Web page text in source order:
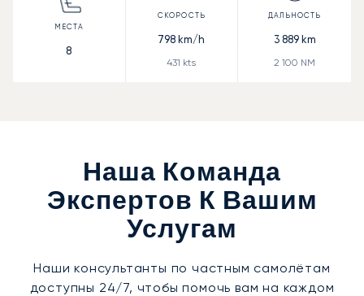
8
798 km/h
431 kts
3 889km
2 100 NM
Наша Команда
Экспертов К Вашим
Услугам
Наши консультанты по частным самолётам
доступны 24/7, чтобы помочь вам на каждом